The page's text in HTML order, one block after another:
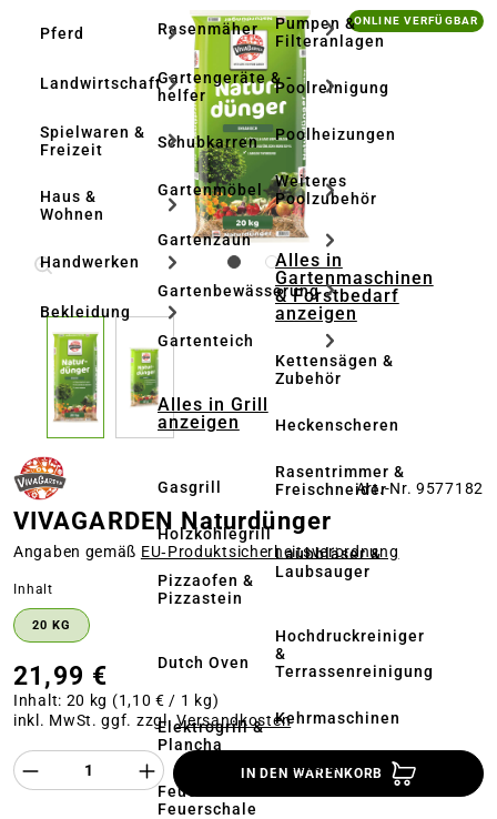
Pferd
Landwirtschaft
Spielwaren &
Freizeit
Haus &
Wohnen
Handwerken
Bekleidung
Rasenmäher
Gartengeräte & -
helfer
Schubkarren
Gartenmöbel
Gartenzaun
Gartenbewässerung
Gartenteich
Alles in Grill
anzeigen
Gasgrill
Holzkohlegrill
Pizzaofen &
Pizzastein
Dutch Oven
Elektrogrill &
Plancha
Feuerstelle &
Feuerschale
Pumpen &
Filteranlagen
Poolreinigung
Poolheizungen
Weiteres
Poolzubehör
Alles in
Gartenmaschinen
& Forstbedarf
anzeigen
Kettensägen &
Zubehör
Heckenscheren
Rasentrimmer &
Freischneider
Laubbläser &
Laubsauger
Hochdruckreiniger
&
Terrassenreinigung
Kehrmaschinen
Akkus &
Ladegeräte
Bildergalerie überspringen ONLINE VERFÜGBAR
Art.-Nr. 9577182
VIVAGARDEN Naturdünger
Angaben gemäß EU‑Produktsicherheitsverordnung
Inhalt
20 KG
21,99 €
Inhalt: 20 kg (1,10 € / 1 kg)
inkl. MwSt. ggf. zzgl.Versandkosten
Produkt Anzahl des Produktes
IN DEN WARENKORB